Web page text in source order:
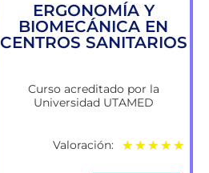
ERGONOMÍA Y
BIOMECÁNICA EN
CENTROS SANITARIOS
Curso acreditado por la
Universidad UTAMED
Valoración: ★ ★ ★ ★ ★